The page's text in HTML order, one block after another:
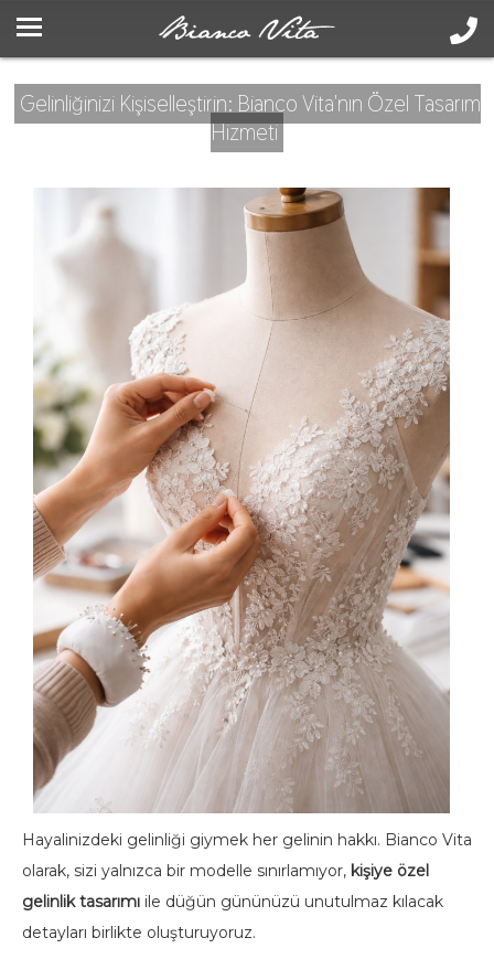
Gelinliğinizi Kişiselleştirin: Bianco Vita'nın Özel Tasarım
Hizmeti
Hayalinizdeki gelinliği giymek her gelinin hakkı. Bianco Vita
olarak, sizi yalnızca bir modelle sınırlamıyor, kişiye özel
gelinlik tasarımı ile düğün gününüzü unutulmaz kılacak
detayları birlikte oluşturuyoruz.